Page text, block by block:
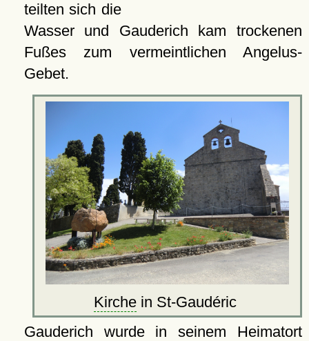
teilten sich die
Wasser und Gauderich kam trockenen
Fußes zum vermeintlichen Angelus-
Gebet.
Kirche in St-Gaudéric
Gauderich wurde in seinem Heimatort